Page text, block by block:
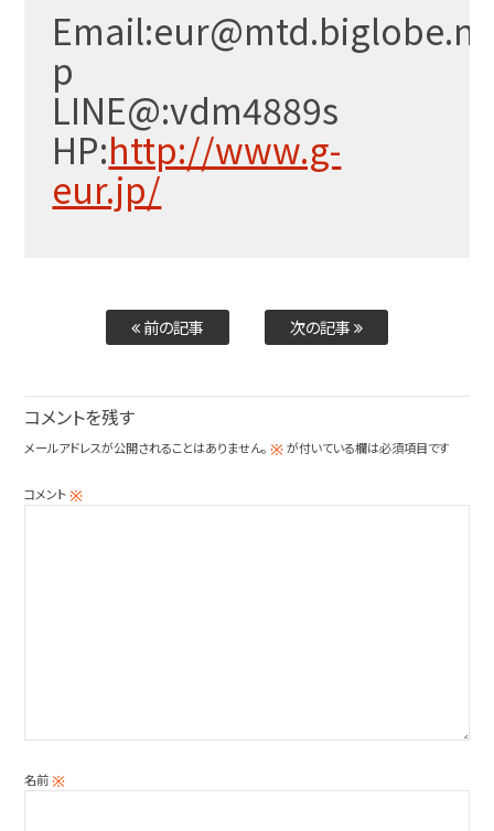
p
LINE@:vdm4889s
HP:http://www.g-
eur.jp/
前の記事 次の記事
コメントを残す
メールアドレスが公開されることはありません。 ※が付いている欄は必須項目です
コメント※
名前※